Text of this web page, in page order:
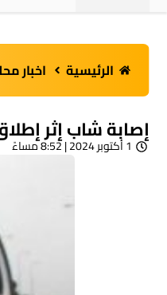
الرئيسية اخبار
إصابة شاب إثر
1 أكتوبر 2024 | 8:52 مساءً